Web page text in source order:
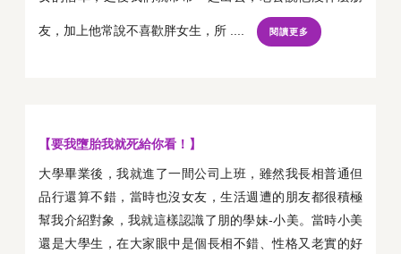
友，加上他常說不喜歡胖女生，所 .... 閱讀更多
【要我墮胎我就死給你看！】
大學畢業後，我就進了一間公司上班，雖然我長相普通但
品行還算不錯，當時也沒女友，生活週遭的朋友都很積極
幫我介紹對象，我就這樣認識了朋的學妹-小美。當時小美
還是大學生，在大家眼中是個長相不錯、性格又老實的好